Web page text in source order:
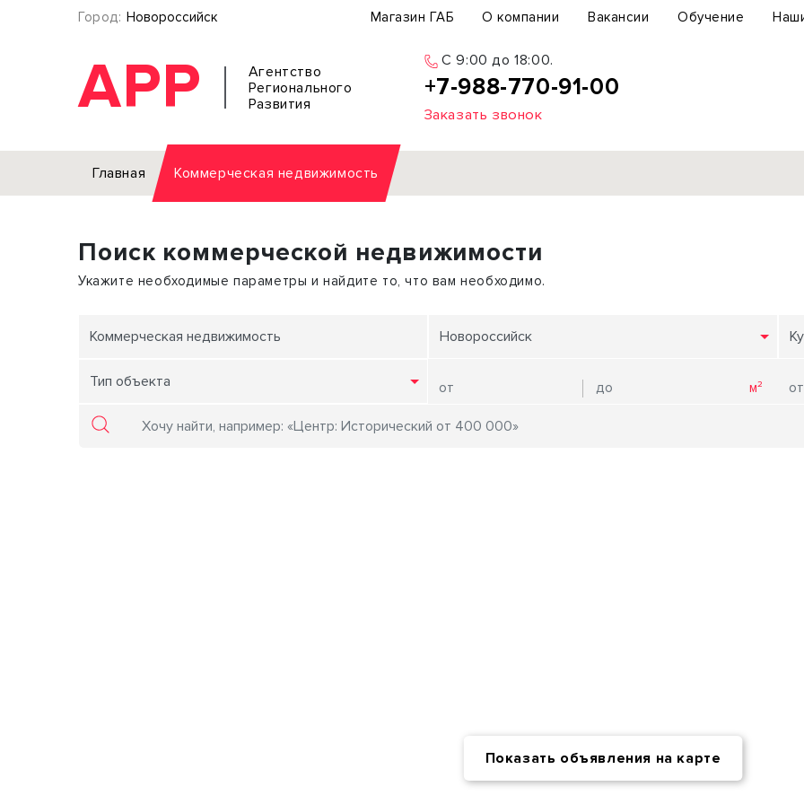
Город: Новороссийск Магазин ГАБ О компании Вакансии Обучение
АРР
Агентство
Регионального
Развития
С 9:00 до 18:00.
+7-988-770-91-00
Заказать звонок
Главная Коммерческая недвижимость
Офис
Торговое помещение
Склад
Земельный участок
Отдельное здание
Бизнес-центр
Поиск коммерческой недвижимости
Укажите необходимые параметры и найдите то, что вам необходимо.
Коммерческая недвижимость Новороссийск
Тип объекта
Показать объявления на карте